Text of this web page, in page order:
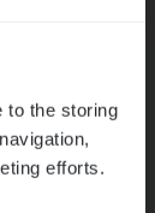
to the storing
efforts.